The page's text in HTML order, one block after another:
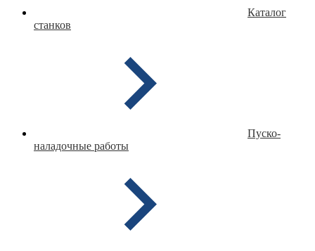
Каталог
станков
Пуско-
наладочные работы